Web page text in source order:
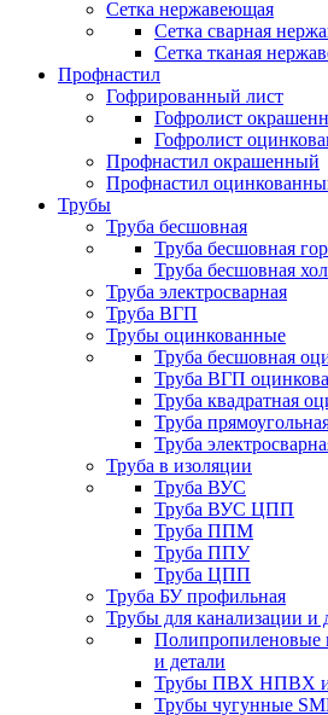
Сетка нержавеющая
Сетка сварная
Сетка тканая
Профнастил
Гофрированный лист
Гофролист
Гофролист
Профнастил окрашенный
Профнастил
Трубы
Труба бесшовная
Труба бесшовная
Труба бесшовная
Труба электросварная
Труба ВГП
Трубы оцинкованные
Труба бесшовная
Труба ВГП
Труба квадратная
Труба
Труба
Труба в изоляции
Труба ВУС
Труба ВУС ЦПП
Труба ППМ
Труба ППУ
Труба ЦПП
Труба БУ профильная
Трубы для канализации и
Полипропиленовые
и детали
Трубы ПВХ НПВХ и
Трубы чугунные